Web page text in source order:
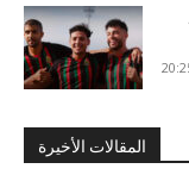
المقالات الأخيرة